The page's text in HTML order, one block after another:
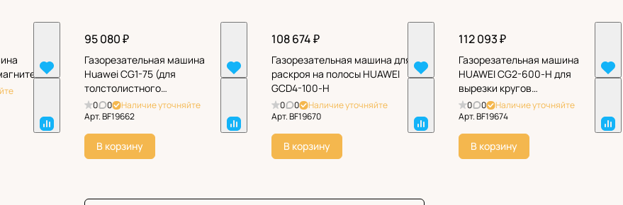
95 080 ₽
Газорезательная машина
Huawei CG1-75 (для
толстолистного
металлопроката)
0 0
Наличие уточняйте
Арт.BF19662
В корзину
108 674 ₽
Газорезательная машина для
раскроя на полосы НUAWEI
GCD4-100-H
0 0
Наличие уточняйте
Арт.BF19670
В корзину
112 093 ₽
Газорезательная машина
НUAWEI CG2-600-H для
вырезки кругов
(однорезаковая)
0 0
Наличие уточняйте
Арт.BF19674
В корзину